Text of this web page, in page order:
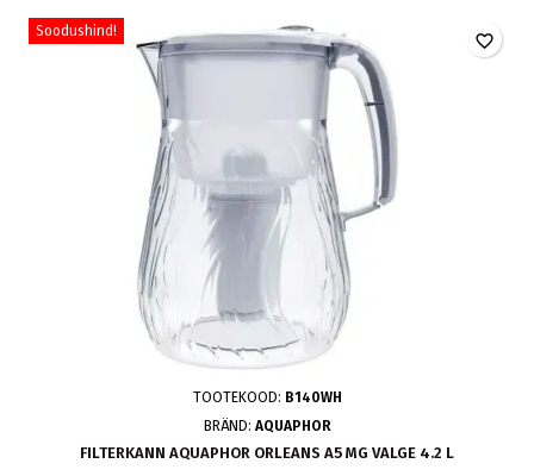
Soodushind!
TOOTEKOOD: B140WH
BRÄND: AQUAPHOR
FILTERKANN AQUAPHOR ORLEANS A5 MG VALGE 4.2 L
favorite_border